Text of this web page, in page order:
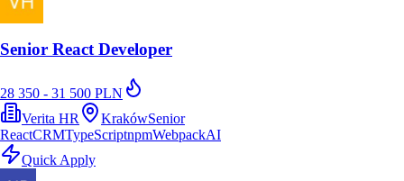
Senior React Developer
28 350 - 31 500 PLN
Verita HR
KrakówSenior
ReactCRMTypeScriptnpmWebpackAI
Quick Apply